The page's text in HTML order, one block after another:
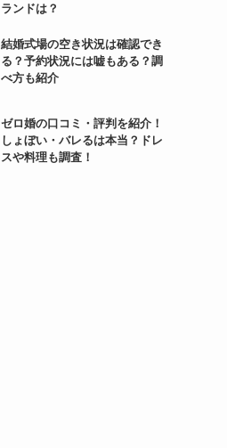
ランドは？
結婚式場の空き状況は確認でき
る？予約状況には嘘もある？調
べ方も紹介
ゼロ婚の口コミ・評判を紹介！
しょぼい・バレるは本当？ドレ
スや料理も調査！